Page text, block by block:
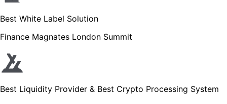
Best White Label Solution
Finance Magnates London Summit
Best Liquidity Provider & Best Crypto Processing System